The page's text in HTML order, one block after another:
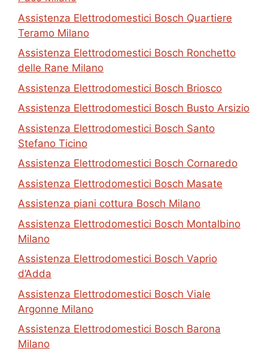
Assistenza Elettrodomestici Bosch Quartiere
Teramo Milano
Assistenza Elettrodomestici Bosch Ronchetto
delle Rane Milano
Assistenza Elettrodomestici Bosch Briosco
Assistenza Elettrodomestici Bosch Busto Arsizio
Assistenza Elettrodomestici Bosch Santo
Stefano Ticino
Assistenza Elettrodomestici Bosch Cornaredo
Assistenza Elettrodomestici Bosch Masate
Assistenza piani cottura Bosch Milano
Assistenza Elettrodomestici Bosch Montalbino
Milano
Assistenza Elettrodomestici Bosch Vaprio
d’Adda
Assistenza Elettrodomestici Bosch Viale
Argonne Milano
Assistenza Elettrodomestici Bosch Barona
Milano